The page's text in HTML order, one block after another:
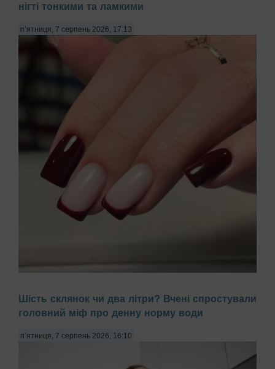
нігті тонкими та ламкими
п’ятниця, 7 серпень 2026, 17:13
звинувачуючи в цьому брак вітамінів або погану якість
гель-лаку. Проте причиною часто є побутова хімія,
з використанням агресивних мийних за...
Шість склянок чи два літри? Вчені спростували
головний міф про денну норму води
п’ятниця, 7 серпень 2026, 16:10